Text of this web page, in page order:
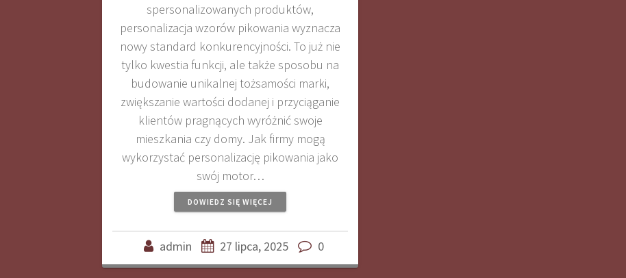
spersonalizowanych produktów,
personalizacja wzorów pikowania wyznacza
nowy standard konkurencyjności. To już nie
tylko kwestia funkcji, ale także sposobu na
budowanie unikalnej tożsamości marki,
zwiększanie wartości dodanej i przyciąganie
klientów pragnących wyróżnić swoje
mieszkania czy domy. Jak firmy mogą
wykorzystać personalizację pikowania jako
swój motor…
DOWIEDZ SIĘ WIĘCEJ
admin 27 lipca, 2025 0